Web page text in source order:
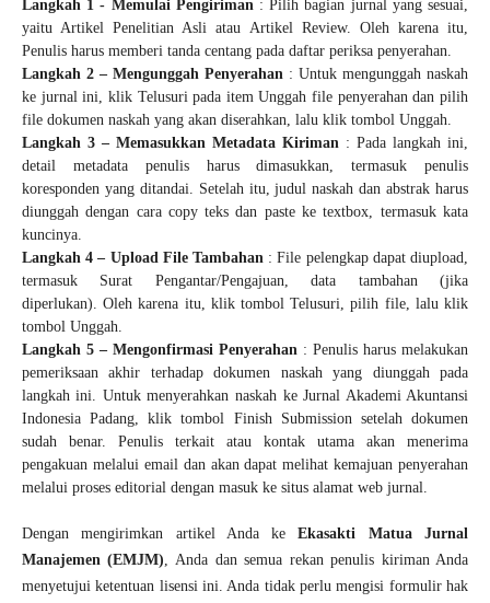
Langkah 1 - Memulai Pengiriman: Pilih bagian jurnal yang sesuai,
yaitu Artikel Penelitian Asli atau Artikel Review. Oleh karena itu,
Penulis harus memberi tanda centang pada daftar periksa penyerahan.
Langkah 2 – Mengunggah Penyerahan : Untuk mengunggah naskah
ke jurnal ini, klik Telusuri pada item Unggah file penyerahan dan pilih
file dokumen naskah yang akan diserahkan, lalu klik tombol Unggah.
Langkah 3 – Memasukkan Metadata Kiriman : Pada langkah ini,
detail metadata penulis harus dimasukkan, termasuk penulis
koresponden yang ditandai. Setelah itu, judul naskah dan abstrak harus
diunggah dengan cara copy teks dan paste ke textbox, termasuk kata
kuncinya.
Langkah 4 – Upload File Tambahan : File pelengkap dapat diupload,
termasuk Surat Pengantar/Pengajuan, data tambahan (jika
diperlukan). Oleh karena itu, klik tombol Telusuri, pilih file, lalu klik
tombol Unggah.
Langkah 5 – Mengonfirmasi Penyerahan : Penulis harus melakukan
pemeriksaan akhir terhadap dokumen naskah yang diunggah pada
langkah ini. Untuk menyerahkan naskah ke Jurnal Akademi Akuntansi
Indonesia Padang, klik tombol Finish Submission setelah dokumen
sudah benar. Penulis terkait atau kontak utama akan menerima
pengakuan melalui email dan akan dapat melihat kemajuan penyerahan
melalui proses editorial dengan masuk ke situs alamat web jurnal.
Dengan mengirimkan artikel Anda keEkasakti Matua Jurnal
Manajemen (EMJM), Anda dan semua rekan penulis kiriman Anda
menyetujui ketentuan lisensi ini. Anda tidak perlu mengisi formulir hak